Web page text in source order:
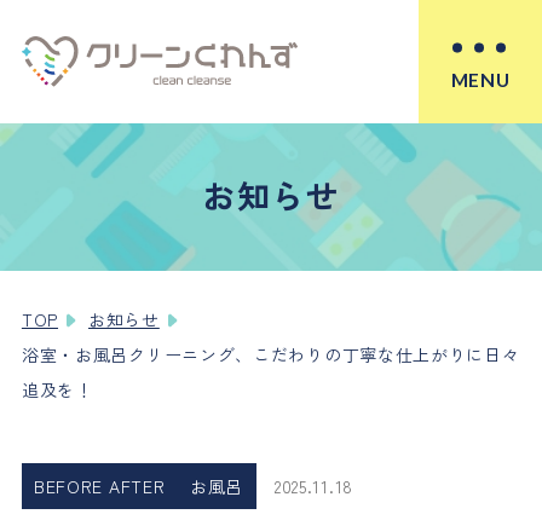
MENU
お知らせ
TOP
お知らせ
浴室・お風呂クリーニング、こだわりの丁寧な仕上がりに日々
追及を！
BEFORE AFTER お風呂 2025.11.18